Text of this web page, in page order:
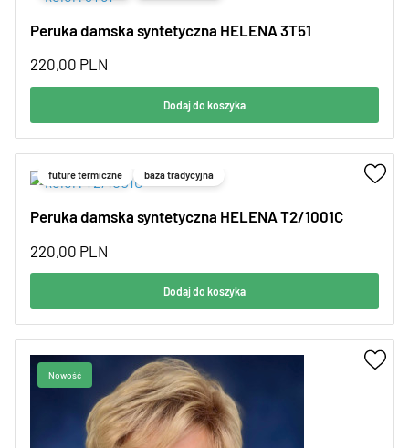
Peruka damska syntetyczna HELENA 3T51
220,00 PLN
Dodaj do koszyka
future termiczne baza tradycyjna
Peruka damska syntetyczna HELENA T2/1001C
220,00 PLN
Dodaj do koszyka